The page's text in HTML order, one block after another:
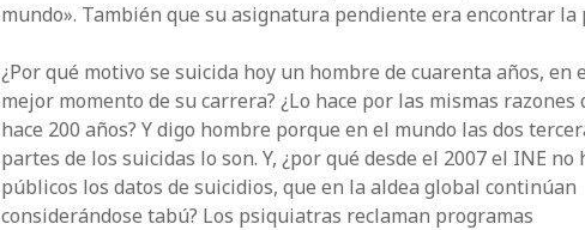
mundo». También que su asignatura pendiente era encontrar la
¿Por qué motivo se suicida hoy un hombre de cuarenta años, en
mejor momento de su carrera? ¿Lo hace por las mismas razones
hace 200 años? Y digo hombre porque en el mundo las dos
partes de los suicidas lo son. Y, ¿por qué desde el 2007 el INE no
públicos los datos de suicidios, que en la aldea global continúan
considerándose tabú? Los psiquiatras reclaman programas